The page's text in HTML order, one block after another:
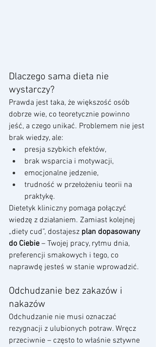
Dlaczego sama dieta nie
wystarczy?
Prawda jest taka, że większość osób
dobrze wie, co teoretycznie powinno
jeść, a czego unikać. Problemem nie jest
brak wiedzy, ale:
presja szybkich efektów,
brak wsparcia i motywacji,
emocjonalne jedzenie,
trudność w przełożeniu teorii na
praktykę.
Dietetyk kliniczny pomaga połączyć
wiedzę z działaniem. Zamiast kolejnej
„diety cud”, dostajesz plan dopasowany
do Ciebie – Twojej pracy, rytmu dnia,
preferencji smakowych i tego, co
naprawdę jesteś w stanie wprowadzić.
Odchudzanie bez zakazów i
nakazów
Odchudzanie nie musi oznaczać
rezygnacji z ulubionych potraw. Wręcz
przeciwnie – często to właśnie sztywne